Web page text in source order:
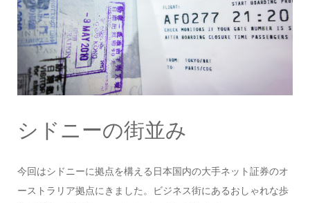
シドニーの街並み
今回はシドニーに拠点を構える日本国内の大手ネット証券のオ
ーストラリア拠点にきました。ビジネス街にあるおしゃれな歩